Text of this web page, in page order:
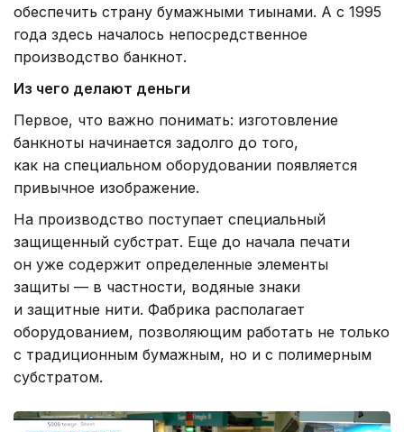
обеспечить страну бумажными тиынами. А с 1995
года здесь началось непосредственное
производство банкнот.
Из чего делают деньги
Первое, что важно понимать: изготовление
банкноты начинается задолго до того,
как на специальном оборудовании появляется
привычное изображение.
На производство поступает специальный
защищенный субстрат. Еще до начала печати
он уже содержит определенные элементы
защиты — в частности, водяные знаки
и защитные нити. Фабрика располагает
оборудованием, позволяющим работать не только
с традиционным бумажным, но и с полимерным
субстратом.